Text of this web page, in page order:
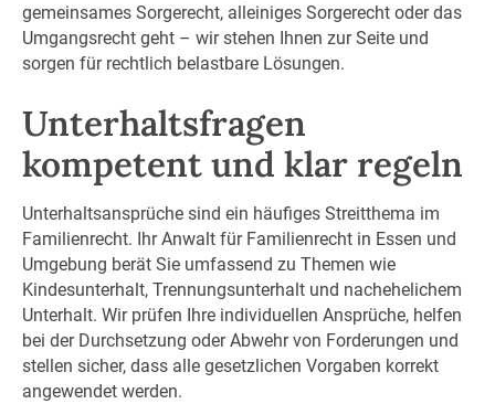
gemeinsames Sorgerecht, alleiniges Sorgerecht oder das
Umgangsrecht geht – wir stehen Ihnen zur Seite und
sorgen für rechtlich belastbare Lösungen.
Unterhaltsfragen
kompetent und klar regeln
Unterhaltsansprüche sind ein häufiges Streitthema im
Familienrecht. Ihr Anwalt für Familienrecht in Essen und
Umgebung berät Sie umfassend zu Themen wie
Kindesunterhalt, Trennungsunterhalt und nachehelichem
Unterhalt. Wir prüfen Ihre individuellen Ansprüche, helfen
bei der Durchsetzung oder Abwehr von Forderungen und
stellen sicher, dass alle gesetzlichen Vorgaben korrekt
angewendet werden.